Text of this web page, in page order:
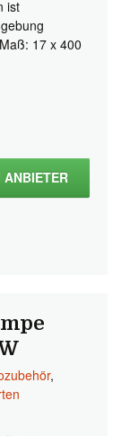
ist
17 x 400
ANBIETER
,